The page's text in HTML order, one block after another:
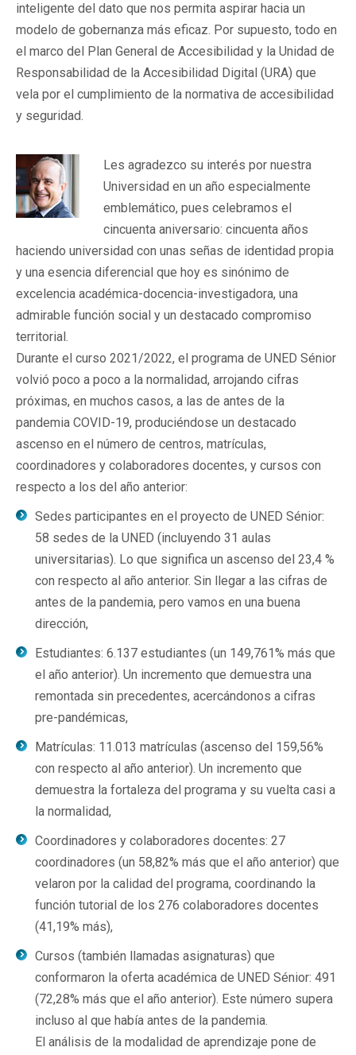
inteligente del dato que nos permita aspirar hacia un
modelo de gobernanza más eficaz. Por supuesto, todo en
el marco del Plan General de Accesibilidad y la Unidad de
Responsabilidad de la Accesibilidad Digital (URA) que
vela por el cumplimiento de la normativa de accesibilidad
y seguridad.
Les agradezco su interés por nuestra
Universidad en un año especialmente
emblemático, pues celebramos el
cincuenta aniversario: cincuenta años
haciendo universidad con unas señas de identidad propia
y una esencia diferencial que hoy es sinónimo de
excelencia académica-docencia-investigadora, una
admirable función social y un destacado compromiso
territorial.
Durante el curso 2021/2022, el programa de UNED Sénior
volvió poco a poco a la normalidad, arrojando cifras
próximas, en muchos casos, a las de antes de la
pandemia COVID-19, produciéndose un destacado
ascenso en el número de centros, matrículas,
coordinadores y colaboradores docentes, y cursos con
respecto a los del año anterior:
Sedes participantes en el proyecto de UNED Sénior:
58 sedes de la UNED (incluyendo 31 aulas
universitarias). Lo que significa un ascenso del 23,4 %
con respecto al año anterior. Sin llegar a las cifras de
antes de la pandemia, pero vamos en una buena
dirección,
Estudiantes: 6.137 estudiantes (un 149,761% más que
el año anterior). Un incremento que demuestra una
remontada sin precedentes, acercándonos a cifras
pre-pandémicas,
Matrículas: 11.013 matrículas (ascenso del 159,56%
con respecto al año anterior). Un incremento que
demuestra la fortaleza del programa y su vuelta casi a
la normalidad,
Coordinadores y colaboradores docentes: 27
coordinadores (un 58,82% más que el año anterior) que
velaron por la calidad del programa, coordinando la
función tutorial de los 276 colaboradores docentes
(41,19% más),
Cursos (también llamadas asignaturas) que
conformaron la oferta académica de UNED Sénior: 491
(72,28% más que el año anterior). Este número supera
incluso al que había antes de la pandemia.
El análisis de la modalidad de aprendizaje pone de